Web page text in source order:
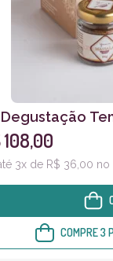
Degustação
108,00
3x de R$ 36,00 no
COMPRE 3